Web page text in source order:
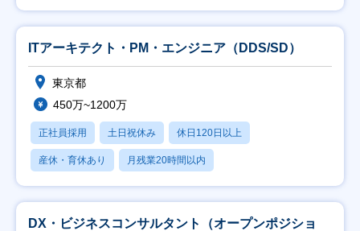
ITアーキテクト・PM・エンジニア（DDS/SD）
東京都
450万~1200万
正社員採用 土日祝休み 休日120日以上
産休・育休あり 月残業20時間以内
DX・ビジネスコンサルタント（オープンポジショ